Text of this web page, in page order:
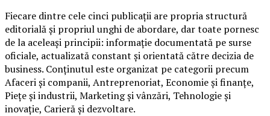
Fiecare dintre cele cinci publicații are propria structură
editorială și propriul unghi de abordare, dar toate pornesc
de la aceleași principii: informație documentată pe surse
oficiale, actualizată constant și orientată către decizia de
business. Conținutul este organizat pe categorii precum
Afaceri și companii, Antreprenoriat, Economie și finanțe,
Piețe și industrii, Marketing și vânzări, Tehnologie și
inovație, Carieră și dezvoltare.